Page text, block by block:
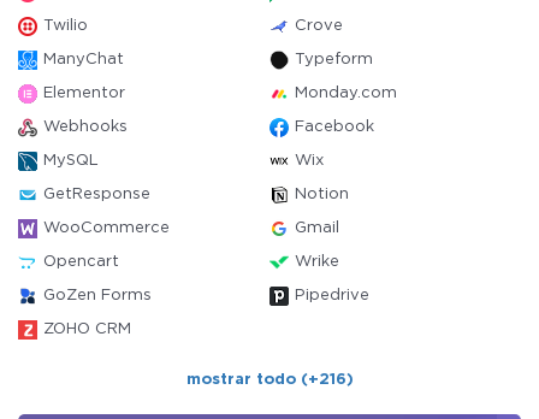
Twilio Crove
ManyChat Typeform
Elementor Monday.com
Webhooks Facebook
MySQL Wix
GetResponse Notion
WooCommerce Gmail
Opencart Wrike
GoZen Forms Pipedrive
ZOHO CRM
mostrar todo (+216)